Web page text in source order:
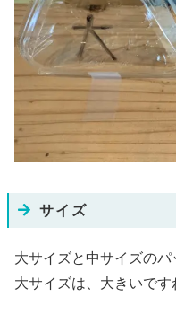
サイズ
大サイズと中サイズのパ
大サイズは、大きいです